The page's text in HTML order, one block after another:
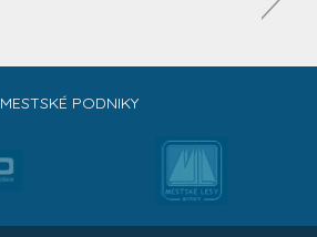
MESTSKÉ PODNIKY